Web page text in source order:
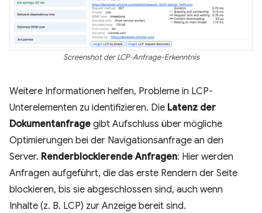
Screenshot der LCP-Anfrage-Erkenntnis
Weitere Informationen helfen, Probleme in LCP-
Unterelementen zu identifizieren. Die Latenz der
Dokumentanfrage gibt Aufschluss über mögliche
Optimierungen bei der Navigationsanfrage an den
Server. Renderblockierende Anfragen: Hier werden
Anfragen aufgeführt, die das erste Rendern der Seite
blockieren, bis sie abgeschlossen sind, auch wenn
Inhalte (z. B. LCP) zur Anzeige bereit sind.